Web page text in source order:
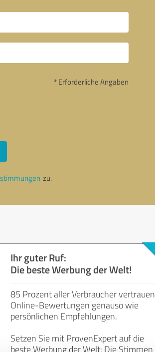
* Erforderliche Angaben
zu.
Ihr guter Ruf:
Die beste Werbung der Welt!
85 Prozent aller Verbraucher vertrauen
Online-Bewertungen genauso wie
persönlichen Empfehlungen.
Setzen Sie mit ProvenExpert auf die
beste Werbung der Welt: Die Stimmen